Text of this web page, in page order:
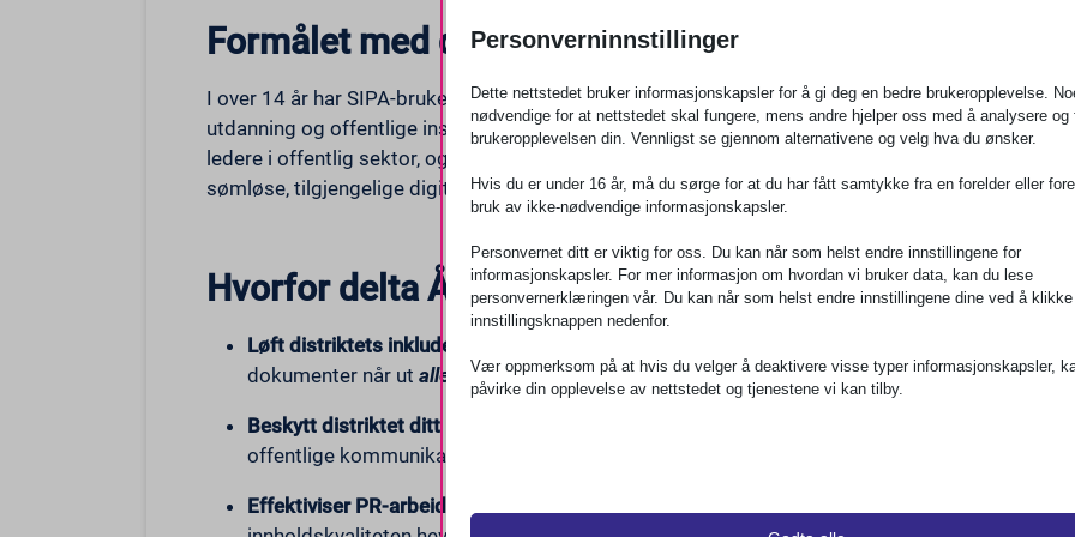
Formålet med den årligeSIPABrukerkonferanse
I over 14 år har SIPA-brukerkonferansen fungert som Colorados fremste knutepunkt for
utdanning og offentlige institusjoner for å koble seg sammen og innovere. GrackleDocs er
ledere i offentlig sektor, og for å drive frem viktige diskusjoner om digital transformasjon,
sømløse, tilgjengelige digitale opplevelser for alle borgere og studenter i hele delstaten.
Hvorfor deltaÅrligSIPABrukerkonferanse?
Løft distriktets inkluderende kommunikasjon:
Lær hvordan du kan sikre at nyhetsbrev,
dokumenter når ut alle familier, inkludert de som bruker tekniske hjelpemidler.
Beskytt distriktet ditt mot ADA-klager:
Få proaktiv innsikt i samsvar med digital
offentlige kommunikasjon er juridisk forsvarlig.
Effektiviser PR-arbeidsflyten din:
Oppdag verktøy og ekspertgrep som sparer
Personverninnstillinger
Dette nettstedet bruker informasjonskapsler for å gi deg en bedre brukeropplevelse.
nødvendige for at nettstedet skal fungere, mens andre hjelper oss med å analysere og
brukeropplevelsen din. Vennligst se gjennom alternativene og velg hva du ønsker.
Hvis du er under 16 år, må du sørge for at du har fått samtykke fra en forelder eller
bruk av ikke-nødvendige informasjonskapsler.
Personvernet ditt er viktig for oss. Du kan når som helst endre innstillingene for
informasjonskapsler. For mer informasjon om hvordan vi bruker data, kan du lese
personvernerklæringen vår. Du kan når som helst endre innstillingene dine ved å
innstillingsknappen nedenfor.
Vær oppmerksom på at hvis du velger å deaktivere visse typer informasjonskapsler,
påvirke din opplevelse av nettstedet og tjenestene vi kan tilby.
tjenestene krever ikke brukerens samtykke i henhold til GDPR.